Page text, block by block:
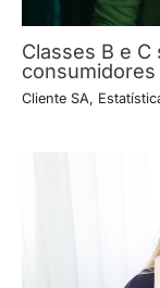
Classes B e
Cliente SA,